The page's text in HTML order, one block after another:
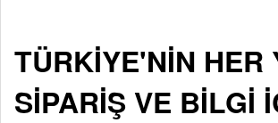
TÜRKİYE'NİN HER
SİPARİŞ VE BİLGİ